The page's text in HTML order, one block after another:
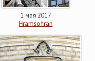
1 мая 2017
Hramsohran